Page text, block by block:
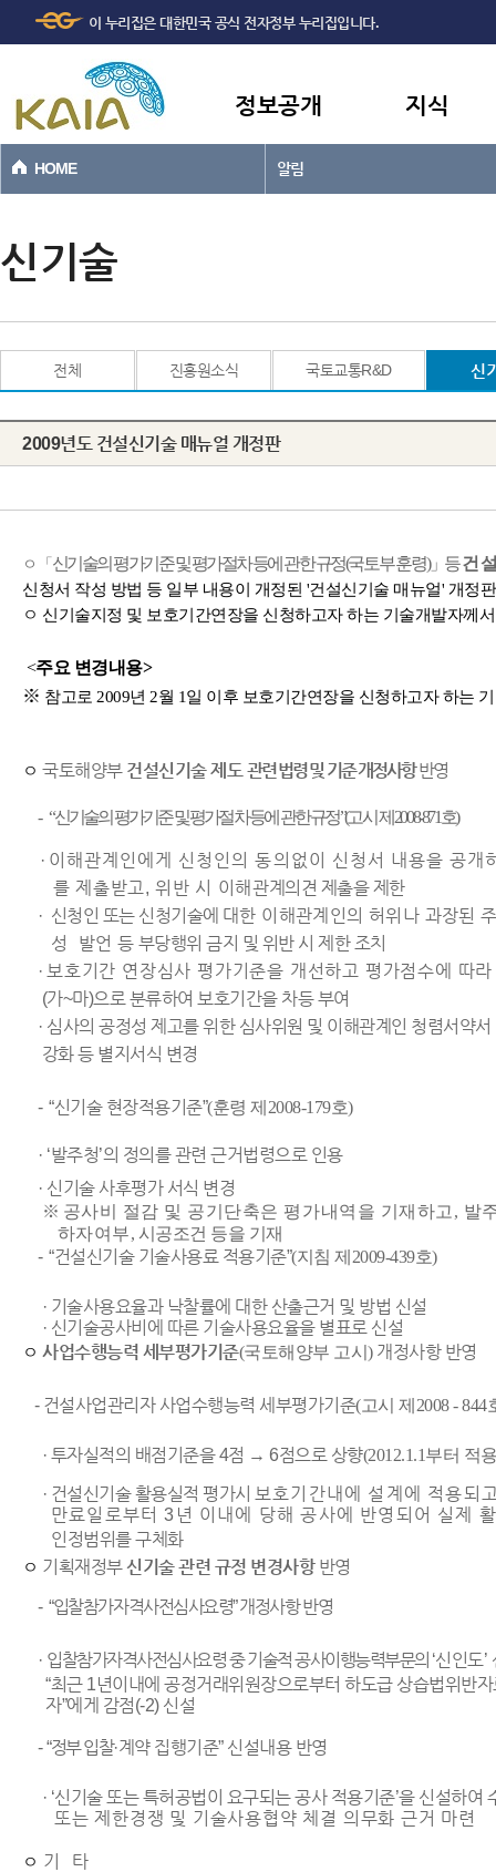
본문바로가기
이 누리집은 대한민국 공식 전자정부 누리집입니다.
정보공개 지식
HOME 알림
신기술
전체 진흥원소식 국토교통R&D 신
2009년도 건설신기술 매뉴얼 개정판
ㅇ「 신기술의 평가기준 및 평가절차 등에 관한 규정(국토부 훈령)」등건
신청서 작성 방법 등 일부 내용이 개정된 '건설신기술 매뉴얼' 개정
ㅇ 신기술지정 및 보호기간연장을 신청하고자 하는 기술개발자께
<주요 변경내용>
※ 참고로 2009년 2월 1일 이후 보호기간연장을 신청하고자 하는
ㅇ 국토해양부 건설신기술 제도 관련 법령 및 기준 개정사항반영
-“신기술의 평가기준 및 평가절차 등에 관한 규정”(고시 제2008-871호)
· 이해관계인에게 신청인의 동의없이 신청서 내용을 공개
를 제출받고, 위반 시 이해관계의견 제출을 제한
· 신청인 또는 신청기술에 대한 이해관계인의 허위나 과장된
성
발언 등 부당행위 금지 및 위반 시 제한 조치
· 보호기간 연장심사 평가기준을 개선하고 평가점수에 따
(가~마)으로 분류하여 보호기간을 차등 부여
· 심사의 공정성 제고를 위한 심사위원 및 이해관계인 청렴서약서
강화 등 별지서식 변경
-“신기술 현장적용기준”(훈령 제2008-179호)
· ‘발주청’의 정의를 관련 근거법령으로 인용
· 신기술 사후평가 서식 변경
※ 공사비 절감 및 공기단축은 평가내역을 기재하고,
하자여부, 시공조건 등을 기재
-“건설신기술 기술사용료 적용기준”(지침 제2009-439호)
· 기술사용요율과 낙찰률에 대한 산출근거 및 방법 신설
· 신기술공사비에 따른 기술사용요율을 별표로 신설
ㅇ 사업수행능력 세부평가기준(국토해양부 고시) 개정사항 반영
- 건설사업관리자 사업수행능력 세부평가기준(고시 제2008 - 844
· 투자실적의 배점기준을 4점 → 6점으로 상향(2012.1.1부터 적
· 건설신기술 활용실적 평가시
보호기간내에 설계에 적용되
만료일로부터 3년 이내에 당해 공사에 반영되어 실제
인정범위를 구체화
ㅇ 기획재정부신기술 관련 규정 변경사항반영
-“입찰참가자격사전심사요령” 개정사항 반영
· 입찰참가자격사전심사요령 중 기술적 공사이행능력부문의 ‘신인도’
“최근 1년이내에 공정거래위원장으로부터 하도급 상습법위반자
자”에게 감점(-2) 신설
-“정부 입찰·계약 집행기준” 신설내용 반영
· ‘신기술 또는 특허공법이 요구되는 공사 적용기준’을 신설하여
또는 제한경쟁 및 기술사용협약 체결 의무화 근거 마련
ㅇ 기 타